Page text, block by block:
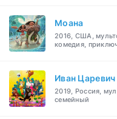
Моана
2016, США,
комедия,
Иван
2019, Россия,
семейный